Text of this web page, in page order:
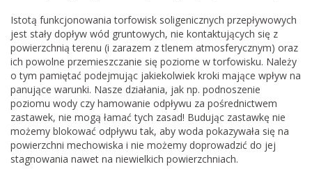
Istotą funkcjonowania torfowisk soligenicznych przepływowych
jest stały dopływ wód gruntowych, nie kontaktujących się z
powierzchnią terenu (i zarazem z tlenem atmosferycznym) oraz
ich powolne przemieszczanie się poziome w torfowisku. Należy
o tym pamiętać podejmując jakiekolwiek kroki mające wpływ na
panujące warunki. Nasze działania, jak np. podnoszenie
poziomu wody czy hamowanie odpływu za pośrednictwem
zastawek, nie mogą łamać tych zasad! Budując zastawkę nie
możemy blokować odpływu tak, aby woda pokazywała się na
powierzchni mechowiska i nie możemy doprowadzić do jej
stagnowania nawet na niewielkich powierzchniach.